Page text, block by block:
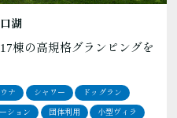
湖
棟の高規格グランピングを
ナ シャワー ドッグラン
ション 団体利用 小型ヴィラ